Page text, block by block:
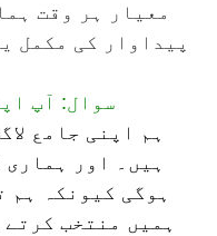
معیار ہر وقت
پیداوار کی مکمل
سوال: آپ
ہیں۔ اور
ہوگی کیونکہ ہم
ہمیں منتخب